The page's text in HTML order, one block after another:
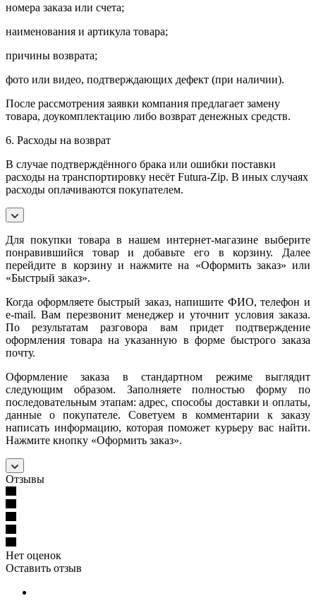
номера заказа или счета;
наименования и артикула товара;
причины возврата;
фото или видео, подтверждающих дефект (при наличии).
После рассмотрения заявки компания предлагает замену
товара, доукомплектацию либо возврат денежных средств.
6. Расходы на возврат
В случае подтверждённого брака или ошибки поставки
расходы на транспортировку несёт Futura-Zip. В иных случаях
расходы оплачиваются покупателем.
Для покупки товара в нашем интернет-магазине выберите
понравившийся товар и добавьте его в корзину. Далее
перейдите в корзину и нажмите на «Оформить заказ» или
«Быстрый заказ».
Когда оформляете быстрый заказ, напишите ФИО, телефон и
e-mail. Вам перезвонит менеджер и уточнит условия заказа.
По результатам разговора вам придет подтверждение
оформления товара на указанную в форме быстрого заказа
почту.
Оформление заказа в стандартном режиме выглядит
следующим образом. Заполняете полностью форму по
последовательным этапам: адрес, способы доставки и оплаты,
данные о покупателе. Советуем в комментарии к заказу
написать информацию, которая поможет курьеру вас найти.
Нажмите кнопку «Оформить заказ».
Отзывы
Нет оценок
Оставить отзыв